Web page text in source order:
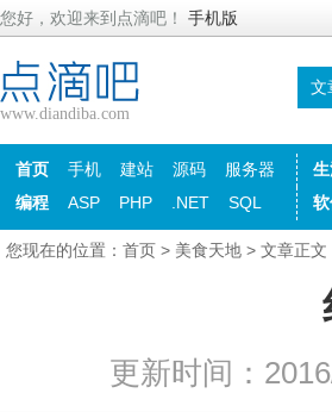
您好，欢迎来到点滴吧！ 手机版
www.diandiba.com
文
首页 手机 建站 源码 服务器
编程
ASP PHP .NET SQL
您现在的位置： 首页 > 美食天地 > 文章正文
更新时间：